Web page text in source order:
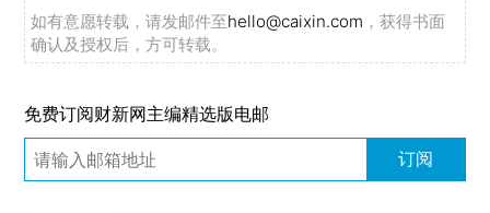
如有意愿转载，请发邮件至hello@caixin.com ，获得书面
确认及授权后，方可转载。
免费订阅财新网主编精选版电邮
订阅